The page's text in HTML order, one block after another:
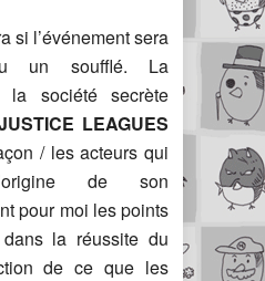
si l’événement sera
un soufflé. La
la société secrète
LEAGUES
/ les acteurs qui
de son
pour moi les points
la réussite du
de ce que les